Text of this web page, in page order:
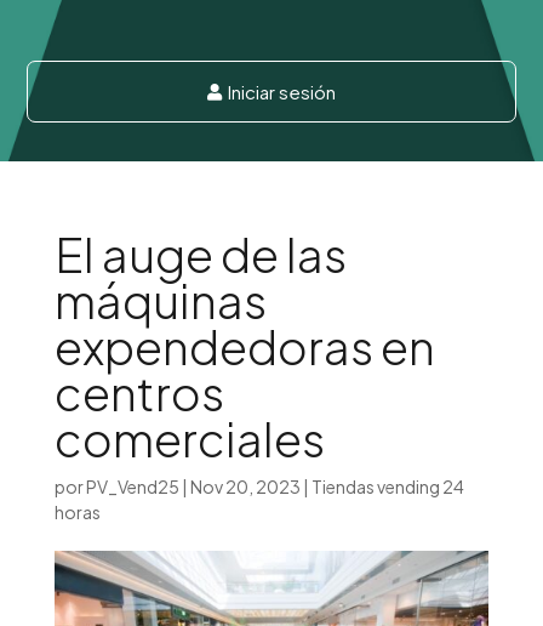
 Iniciar sesión
El auge de las
máquinas
expendedoras en
centros
comerciales
porPV_Vend25 | Nov 20, 2023 | Tiendas vending 24
horas